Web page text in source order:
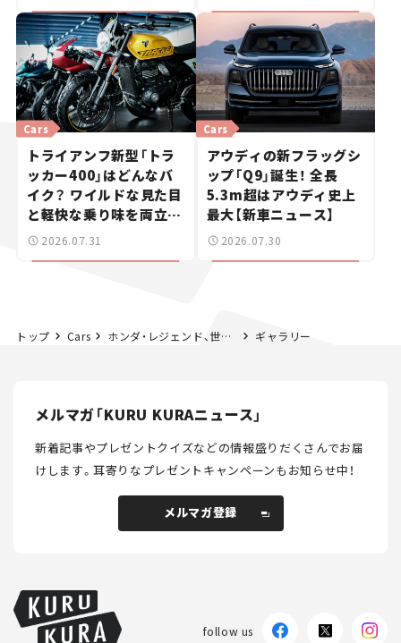
トライアンフ新型「トラ
ッカー400」はどんなバ
イク？ ワイルドな見た目
と軽快な乗り味を両立し
た400ccフラットトラッ
Cars
2026.07.31
アウディの新フラッグシ
ップ「Q9」誕生！ 全長
5.3m超はアウディ史上
最大【新車ニュース】
Cars
2026.07.30
トップ Cars ホンダ・レジェンド、世界初のレベル3自動運転車に｜自動運転の現在地（前編）｜清水和夫が徹底解説「クルマの未来」＜新連載＞第1回 ギャラリー
メルマガ「KURU KURAニュース」
新着記事やプレゼントクイズなどの情報盛りだくさんでお届
けします。耳寄りなプレゼントキャンペーンもお知らせ中！
メルマガ登録
follow us